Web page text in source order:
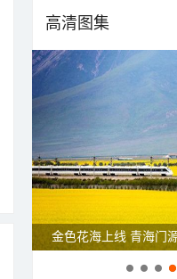
高清图集
呼伦贝尔草原 藏着